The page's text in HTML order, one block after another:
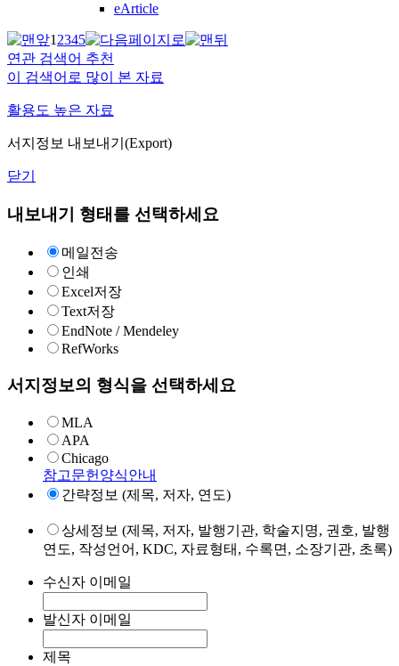
eArticle
12345
연관 검색어 추천
이 검색어로 많이 본 자료
활용도 높은 자료
서지정보 내보내기(Export)
닫기
내보내기 형태를 선택하세요
메일전송
인쇄
Excel저장
Text저장
EndNote / Mendeley
RefWorks
서지정보의 형식을 선택하세요
MLA
APA
Chicago
참고문헌양식안내
간략정보 (제목, 저자, 연도)
상세정보 (제목, 저자, 발행기관, 학술지명, 권호, 발행
연도, 작성언어, KDC, 자료형태, 수록면, 소장기관, 초록)
수신자 이메일
발신자 이메일
제목